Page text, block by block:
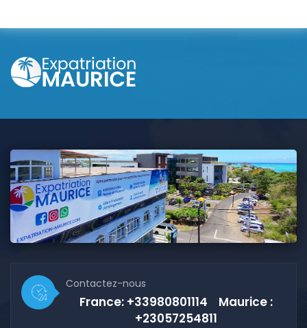
Contactez-nous
France: +33980801114 Maurice :
+23057254811